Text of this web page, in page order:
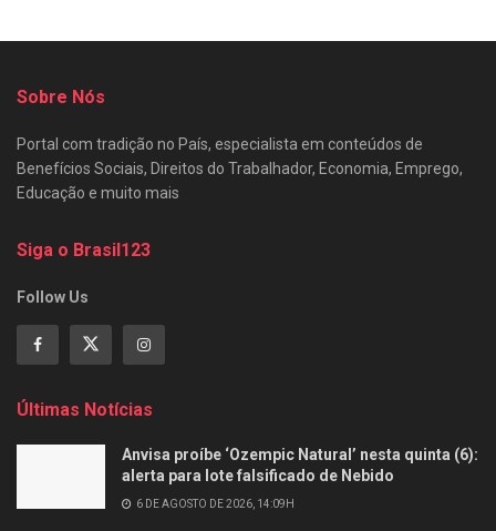
Sobre Nós
Portal com tradição no País, especialista em conteúdos de
Benefícios Sociais, Direitos do Trabalhador, Economia, Emprego,
Educação e muito mais
Siga o Brasil123
Follow Us
Últimas Notícias
Anvisa proíbe ‘Ozempic Natural’ nesta quinta (6):
alerta para lote falsificado de Nebido
6 DE AGOSTO DE 2026, 14:09H